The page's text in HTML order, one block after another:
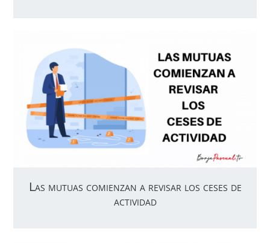
Las mutuas comienzan a revisar los ceses de
actividad